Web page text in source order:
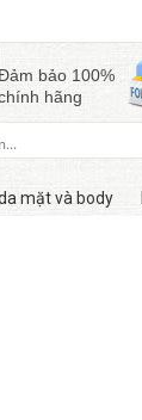
bảo 100%
hãng
mặt và body